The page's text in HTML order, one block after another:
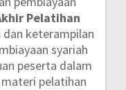
Pelatihan
dan keterampilan
syariah
peserta dalam
pelatihan